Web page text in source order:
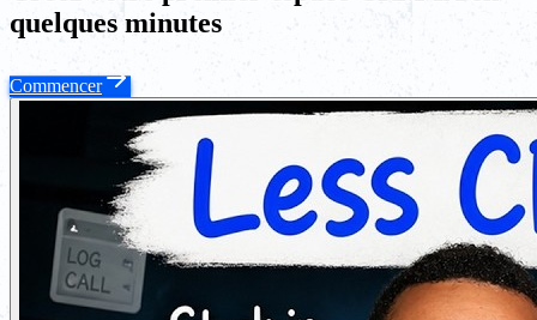
quelques minutes
Commencer